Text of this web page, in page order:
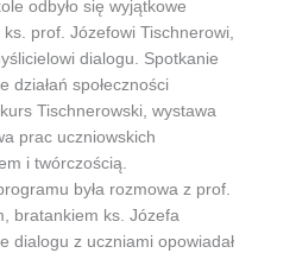
odbyło się wyjątkowe
prof. Józefowi Tischnerowi,
dialogu. Spotkanie
działań społeczności
Tischnerowski, wystawa
prac uczniowskich
i twórczością.
była rozmowa z prof.
bratankiem ks. Józefa
dialogu z uczniami opowiadał